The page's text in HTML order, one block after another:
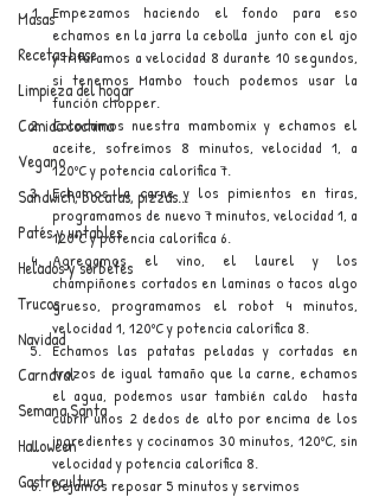
Masas
Recetas base
Limpieza del hogar
Comida cochina
Vegano
Sandwich, bocatas, pizzas...
Patés y untables
Helados y sorbetes
Trucos
Navidad
Carnaval
Semana Santa
Halloween
Gastrocultura
Empezamos haciendo el fondo para eso
echamos en la jarra la cebolla  junto con el ajo
y trituramos a velocidad 8 durante 10 segundos,
si tenemos Mambo touch podemos usar la
función chopper.
Colocamos nuestra mambomix y echamos el
aceite, sofreímos 8 minutos, velocidad 1, a
120ºC y potencia calorífica 7.
Echamos la carne y los pimientos en tiras,
programamos de nuevo 7 minutos, velocidad 1, a
120ºC y potencia calorífica 6.
Agregamos el vino, el laurel y los
champiñones cortados en laminas o tacos algo
grueso, programamos el robot 4 minutos,
velocidad 1, 120ºC y potencia calorífica 8.
Echamos las patatas peladas y cortadas en
trozos de igual tamaño que la carne, echamos
el agua, podemos usar también caldo  hasta
cubrir unos 2 dedos de alto por encima de los
ingredientes y cocinamos 30 minutos, 120ºC, sin
velocidad y potencia calorífica 8.
Dejamos reposar 5 minutos y servimos